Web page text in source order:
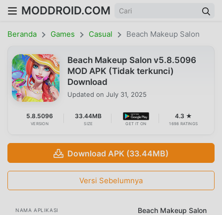
MODDROID.COM
Beranda Games Casual Beach Makeup Salon
Beach Makeup Salon v5.8.5096
MOD APK (Tidak terkunci)
Download
Updated on July 31, 2025
5.8.5096
VERSION
33.44MB
SIZE GET IT ON
4.3 ★
1698 RATINGS
Download APK (33.44MB)
Versi Sebelumnya
NAMA APLIKASI Beach Makeup Salon